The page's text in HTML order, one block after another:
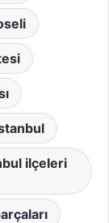
ilçeleri